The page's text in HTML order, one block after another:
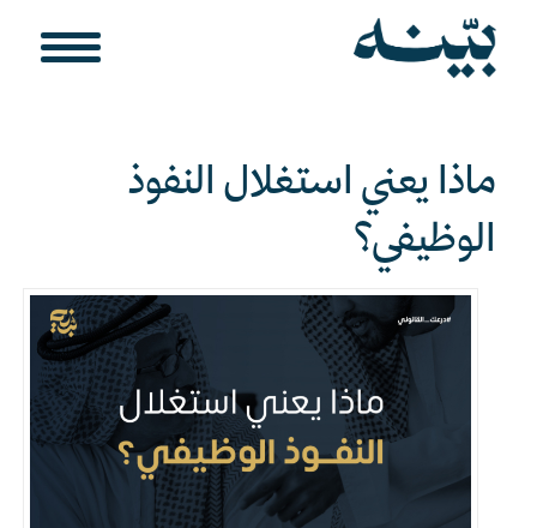
ماذا يعني استغلال النفوذ
الوظيفي؟